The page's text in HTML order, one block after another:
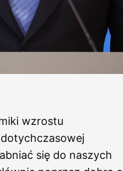
wzrostu
się do naszych